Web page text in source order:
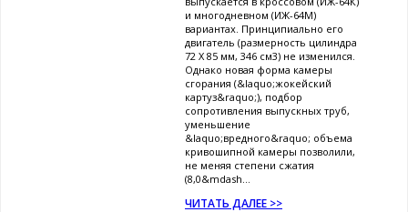
и многодневном (ИЖ-64М)
вариантах. Принципиально его
двигатель (размерность цилиндра
72 X 85 мм, 346 см3) не изменился.
Однако новая форма камеры
сгорания (&laquo;жокейский
картуз&raquo;), подбор
сопротивления выпускных труб,
уменьшение
&laquo;вредного&raquo; объема
кривошипной камеры позволили,
не меняя степени сжатия
(8,0&mdash...
ЧИТАТЬ ДАЛЕЕ >>